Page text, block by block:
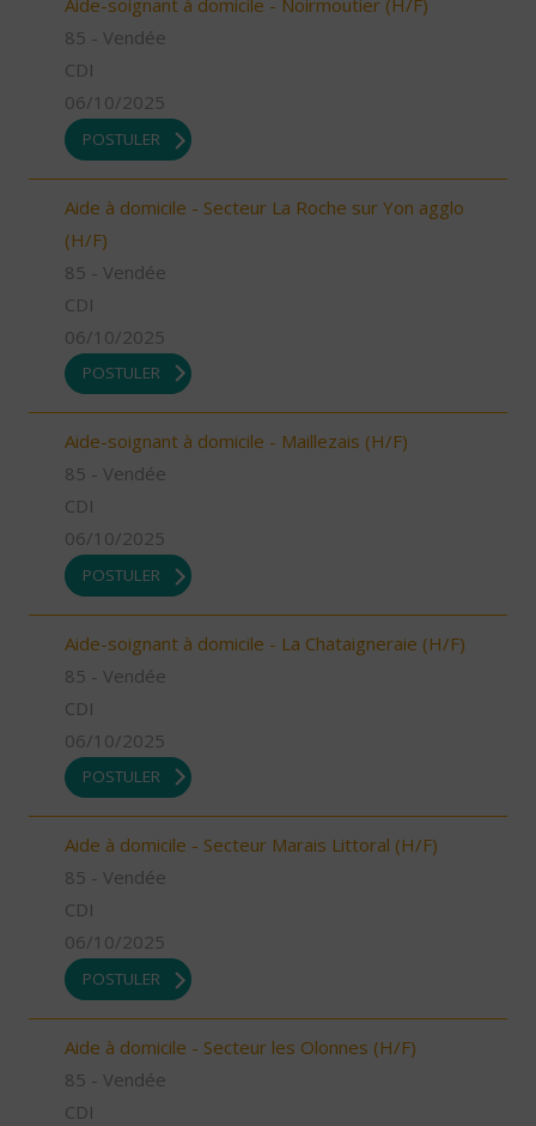
Aide-soignant à domicile - Noirmoutier (H/F)
85 - Vendée
CDI
06/10/2025
POSTULER
Aide à domicile - Secteur La Roche sur Yon agglo
(H/F)
85 - Vendée
CDI
06/10/2025
POSTULER
Aide-soignant à domicile - Maillezais (H/F)
85 - Vendée
CDI
06/10/2025
POSTULER
Aide-soignant à domicile - La Chataigneraie (H/F)
85 - Vendée
CDI
06/10/2025
POSTULER
Aide à domicile - Secteur Marais Littoral (H/F)
85 - Vendée
CDI
06/10/2025
POSTULER
Aide à domicile - Secteur les Olonnes (H/F)
85 - Vendée
CDI